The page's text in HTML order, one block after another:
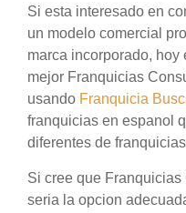
Si esta interesado en
un modelo comercial
marca incorporado,
mejor Franquicias
usando Franquicia
franquicias en espanol
diferentes de
Si cree que
seria la opcion